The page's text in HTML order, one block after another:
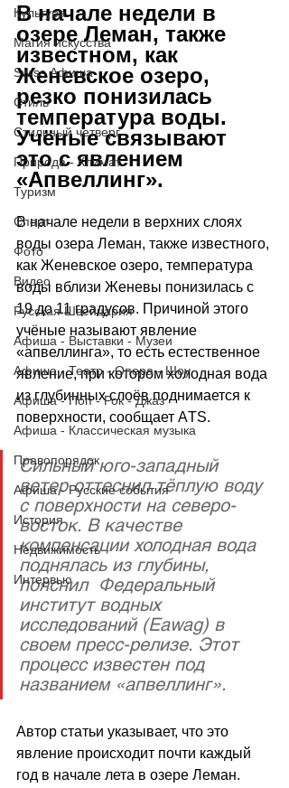
Культура
Магия искусства
Swiss Афиша
Стиль
Стильный четверг
Природа - Климат
Туризм
Спорт
Фото
Видео
Русская Швейцария
Афиша - Выставки - Музеи
Афиша - Театр - Опера - Шоу
Афиша - Поп - Рок - Джаз
Афиша - Классическая музыка
Правопорядок
Афиша - Русские события
История
Недвижимость
Интервью
В начале недели в
озере Леман, также
известном, как
Женевское озеро,
резко понизилась
температура воды.
Учёные связывают
это с явлением
«Апвеллинг».
В начале недели в верхних слоях
воды озера Леман, также известного,
как Женевское озеро, температура
воды вблизи Женевы понизилась с
19 до 11 градусов. Причиной этого
учёные называют явление
«апвеллинга», то есть естественное
явление, при котором холодная вода
из глубинных слоёв поднимается к
поверхности, сообщает АTS.
Сильный юго-западный
ветер оттеснил тёплую воду
с поверхности на северо-
восток. В качестве
компенсации холодная вода
поднялась из глубины,
пояснил  Федеральный
институт водных
исследований (Eawag) в
своем пресс-релизе. Этот
процесс известен под
названием «апвеллинг».
Автор статьи указывает, что это
явление происходит почти каждый
год в начале лета в озере Леман.